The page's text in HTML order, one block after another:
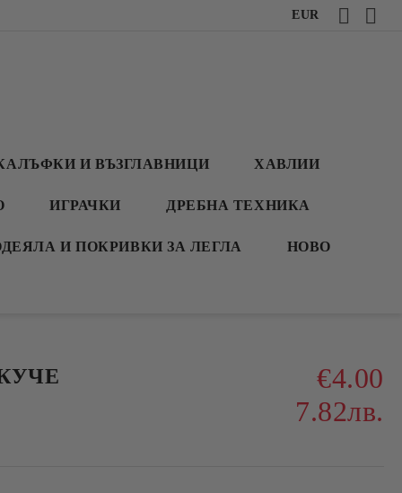
EUR
И ВЪЗГЛАВНИЦИ ХАВЛИИ
ИГРАЧКИ ДРЕБНА ТЕХНИКА
И ПОКРИВКИ ЗА ЛЕГЛА НОВО
€4.00
7.82лв.